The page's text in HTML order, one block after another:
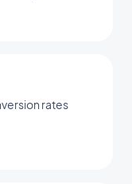
rates